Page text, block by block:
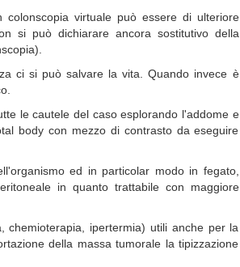
virtuale può essere di ulteriore
si può dichiarare ancora sostitutivo della
ci si può salvare la vita. Quando invece è
le cautele del caso esplorando l'addome e
body con mezzo di contrasto da eseguire
ed in particolar modo in fegato,
in quanto trattabile con maggiore
chemioterapia, ipertermia) utili anche per la
della massa tumorale la tipizzazione